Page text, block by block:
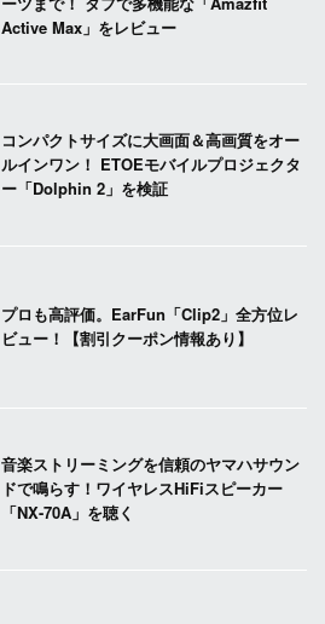
Active Max」をレビュー
コンパクトサイズに大画面＆高画質をオー
ルインワン！ ETOEモバイルプロジェクタ
ー「Dolphin 2」を検証
プロも高評価。EarFun「Clip2」全方位レ
ビュー！【割引クーポン情報あり】
音楽ストリーミングを信頼のヤマハサウン
ドで鳴らす！ワイヤレスHiFiスピーカー
「NX-70A」を聴く